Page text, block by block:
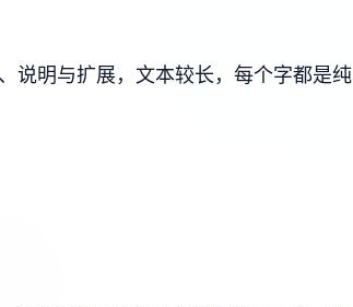
说明与扩展，文本较长，每个字都是纯